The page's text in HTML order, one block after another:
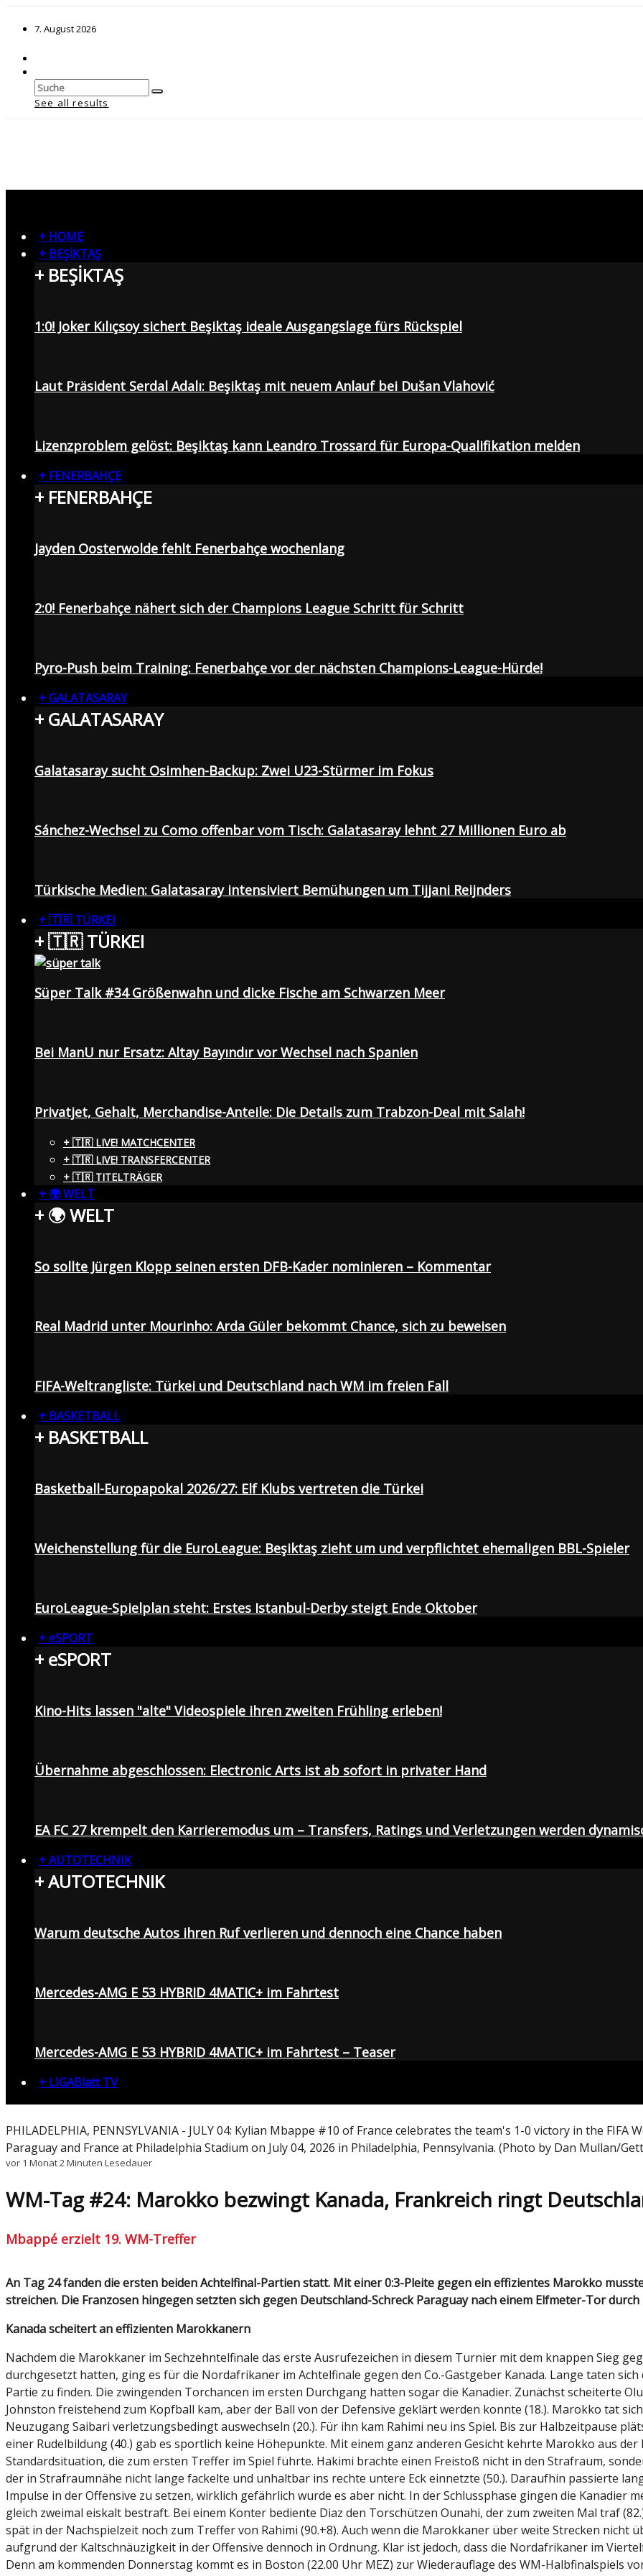
7. August 2026
See all results
+ HOME
+ BEŞİKTAŞ
+ BEŞİKTAŞ
1:0! Joker Kılıçsoy sichert Beşiktaş ideale Ausgangslage fürs Rückspiel
Laut Präsident Serdal Adalı: Beşiktaş mit neuem Anlauf bei Dušan Vlahović
Lizenzproblem gelöst: Beşiktaş kann Leandro Trossard für Europa-Qualifikation melden
+ FENERBAHÇE
+ FENERBAHÇE
Jayden Oosterwolde fehlt Fenerbahçe wochenlang
2:0! Fenerbahçe nähert sich der Champions League Schritt für Schritt
Pyro-Push beim Training: Fenerbahçe vor der nächsten Champions-League-Hürde!
+ GALATASARAY
+ GALATASARAY
Galatasaray sucht Osimhen-Backup: Zwei U23-Stürmer im Fokus
Sánchez-Wechsel zu Como offenbar vom Tisch: Galatasaray lehnt 27 Millionen Euro ab
Türkische Medien: Galatasaray intensiviert Bemühungen um Tijjani Reijnders
+ 🇹🇷 TÜRKEI
+ 🇹🇷 TÜRKEI
Süper Talk #34 Größenwahn und dicke Fische am Schwarzen Meer
Bei ManU nur Ersatz: Altay Bayındır vor Wechsel nach Spanien
Privatjet, Gehalt, Merchandise-Anteile: Die Details zum Trabzon-Deal mit Salah!
+ 🇹🇷 LIVE! MATCHCENTER
+ 🇹🇷 LIVE! TRANSFERCENTER
+ 🇹🇷 TITELTRÄGER
+ 🌍 WELT
+ 🌍 WELT
So sollte Jürgen Klopp seinen ersten DFB-Kader nominieren – Kommentar
Real Madrid unter Mourinho: Arda Güler bekommt Chance, sich zu beweisen
FIFA-Weltrangliste: Türkei und Deutschland nach WM im freien Fall
+ BASKETBALL
+ BASKETBALL
Basketball-Europapokal 2026/27: Elf Klubs vertreten die Türkei
Weichenstellung für die EuroLeague: Beşiktaş zieht um und verpflichtet ehemaligen BBL-Spieler
EuroLeague-Spielplan steht: Erstes Istanbul-Derby steigt Ende Oktober
+ eSPORT
+ eSPORT
Kino-Hits lassen "alte" Videospiele ihren zweiten Frühling erleben!
Übernahme abgeschlossen: Electronic Arts ist ab sofort in privater Hand
EA FC 27 krempelt den Karrieremodus um – Transfers, Ratings und Verletzungen werden
+ AUTOTECHNIK
+ AUTOTECHNIK
Warum deutsche Autos ihren Ruf verlieren und dennoch eine Chance haben
Mercedes-AMG E 53 HYBRID 4MATIC+ im Fahrtest
Mercedes-AMG E 53 HYBRID 4MATIC+ im Fahrtest – Teaser
+ LIGABlatt TV
PHILADELPHIA, PENNSYLVANIA - JULY 04: Kylian Mbappe #10 of France celebrates the team's 1-0 victory in the FIFA
Paraguay and France at Philadelphia Stadium on July 04, 2026 in Philadelphia, Pennsylvania. (Photo by Dan Mullan/
vor 1 Monat2 Minuten Lesedauer
WM-Tag #24: Marokko bezwingt Kanada, Frankreich ringt
Mbappé erzielt 19. WM-Treffer
An Tag 24 fanden die ersten beiden Achtelfinal-Partien statt. Mit einer 0:3-Pleite gegen ein effizientes Marokko musste Kanada als erster WM-Gastgeber die Segel
streichen. Die Franzosen hingegen setzten sich gegen Deutschland-Schreck Paraguay nach einem Elfmeter-Tor
Kanada scheitert an effizienten Marokkanern
Nachdem die Marokkaner im Sechzehntelfinale das erste Ausrufezeichen in diesem Turnier mit dem knappen Sieg
durchgesetzt hatten, ging es für die Nordafrikaner im Achtelfinale gegen den Co.-Gastgeber Kanada. Lange taten
Partie zu finden. Die zwingenden Torchancen im ersten Durchgang hatten sogar die Kanadier. Zunächst scheiterte
Johnston freistehend zum Kopfball kam, aber der Ball von der Defensive geklärt werden konnte (18.). Marokko tat
Neuzugang Saibari verletzungsbedingt auswechseln (20.). Für ihn kam Rahimi neu ins Spiel. Bis zur Halbzeitpause
einer Rudelbildung (40.) gab es sportlich keine Höhepunkte. Mit einem ganz anderen Gesicht kehrte Marokko aus der
Standardsituation, die zum ersten Treffer im Spiel führte. Hakimi brachte einen Freistoß nicht in den Strafraum,
der in Strafraumnähe nicht lange fackelte und unhaltbar ins rechte untere Eck einnetzte (50.). Daraufhin passierte
Impulse in der Offensive zu setzen, wirklich gefährlich wurde es aber nicht. In der Schlussphase gingen die Kanadier
gleich zweimal eiskalt bestraft. Bei einem Konter bediente Diaz den Torschützen Ounahi, der zum zweiten Mal traf
spät in der Nachspielzeit noch zum Treffer von Rahimi (90.+8). Auch wenn die Marokkaner über weite Strecken nicht
aufgrund der Kaltschnäuzigkeit in der Offensive dennoch in Ordnung. Klar ist jedoch, dass die Nordafrikaner im
Denn am kommenden Donnerstag kommt es in Boston (22.00 Uhr MEZ) zur Wiederauflage des WM-Halbfinalspiels